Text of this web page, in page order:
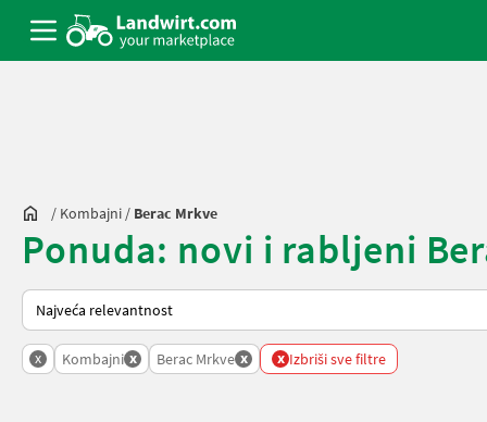
/ Kombajni / Berac Mrkve
Ponuda: novi i rabljeni
Tako se sortira na Landwirt.com
x Kombajni x Berac Mrkve x x Izbriši sve filtre